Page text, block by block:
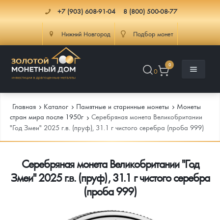
+7 (903) 608-91-04 8 (800) 500-08-77
Нижний Новгород Подбор монет
0
0
Каталог
Каталог Монет
Инвестиционные монеты
Инфо
Как сделать заказ
Доставка
Главная Каталог Памятные и старинные монеты
Монеты
стран мира после 1950г
Серебряная монета Великобритании
"Год Змеи" 2025 г.в. (пруф), 31.1 г чистого серебра (проба 999)
Серебряная монета Великобритании "Год
Змеи" 2025 г.в. (пруф), 31.1 г чистого серебра
(проба 999)